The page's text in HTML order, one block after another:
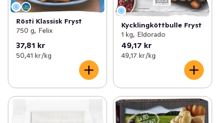
Rösti Klassisk Fryst
750 g, Felix
37,81 kr
50,41 kr /kg
Kycklingköttbulle Fryst
1 kg, Eldorado
49,17 kr
49,17 kr /kg